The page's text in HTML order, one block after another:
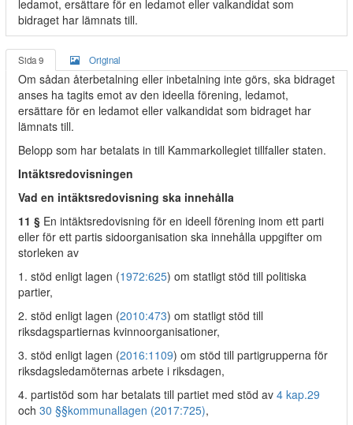
ledamot, ersättare för en ledamot eller valkandidat som
bidraget har lämnats till.
Sida 9 Original
Om sådan återbetalning eller inbetalning inte görs, ska bidraget
anses ha tagits emot av den ideella förening, ledamot,
ersättare för en ledamot eller valkandidat som bidraget har
lämnats till.
Belopp som har betalats in till Kammarkollegiet tillfaller staten.
Intäktsredovisningen
Vad en intäktsredovisning ska innehålla
11 § En intäktsredovisning för en ideell förening inom ett parti
eller för ett partis sidoorganisation ska innehålla uppgifter om
storleken av
1. stöd enligt lagen (1972:625) om statligt stöd till politiska
partier,
2. stöd enligt lagen (2010:473) om statligt stöd till
riksdagspartiernas kvinnoorganisationer,
3. stöd enligt lagen (2016:1109) om stöd till partigrupperna för
riksdagsledamöternas arbete i riksdagen,
4. partistöd som har betalats till partiet med stöd av 4 kap.29
och 30 §§kommunallagen (2017:725),